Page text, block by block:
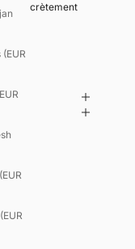
et discrètement